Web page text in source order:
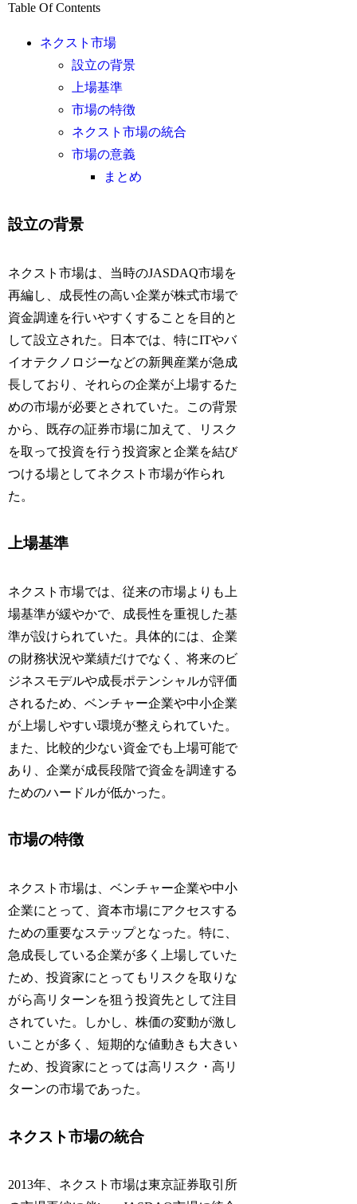
Table Of Contents
ネクスト市場
設立の背景
上場基準
市場の特徴
ネクスト市場の統合
市場の意義
まとめ
設立の背景
ネクスト市場は、当時のJASDAQ市場を
再編し、成長性の高い企業が株式市場で
資金調達を行いやすくすることを目的と
して設立された。日本では、特にITやバ
イオテクノロジーなどの新興産業が急成
長しており、それらの企業が上場するた
めの市場が必要とされていた。この背景
から、既存の証券市場に加えて、リスク
を取って投資を行う投資家と企業を結び
つける場としてネクスト市場が作られ
た。
上場基準
ネクスト市場では、従来の市場よりも上
場基準が緩やかで、成長性を重視した基
準が設けられていた。具体的には、企業
の財務状況や業績だけでなく、将来のビ
ジネスモデルや成長ポテンシャルが評価
されるため、ベンチャー企業や中小企業
が上場しやすい環境が整えられていた。
また、比較的少ない資金でも上場可能で
あり、企業が成長段階で資金を調達する
ためのハードルが低かった。
市場の特徴
ネクスト市場は、ベンチャー企業や中小
企業にとって、資本市場にアクセスする
ための重要なステップとなった。特に、
急成長している企業が多く上場していた
ため、投資家にとってもリスクを取りな
がら高リターンを狙う投資先として注目
されていた。しかし、株価の変動が激し
いことが多く、短期的な値動きも大きい
ため、投資家にとっては高リスク・高リ
ターンの市場であった。
ネクスト市場の統合
2013年、ネクスト市場は東京証券取引所